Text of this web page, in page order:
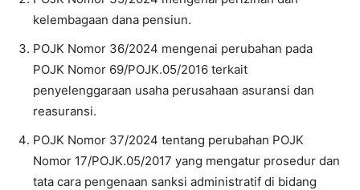
kelembagaan dana pensiun.
POJK Nomor 36/2024 mengenai perubahan pada
POJK Nomor 69/POJK.05/2016 terkait
penyelenggaraan usaha perusahaan asuransi dan
reasuransi.
POJK Nomor 37/2024 tentang perubahan POJK
Nomor 17/POJK.05/2017 yang mengatur prosedur dan
tata cara pengenaan sanksi administratif di bidang